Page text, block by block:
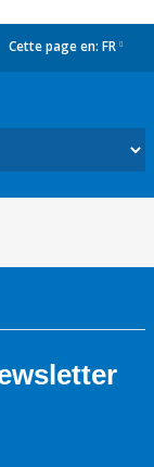
Cette page en: FR